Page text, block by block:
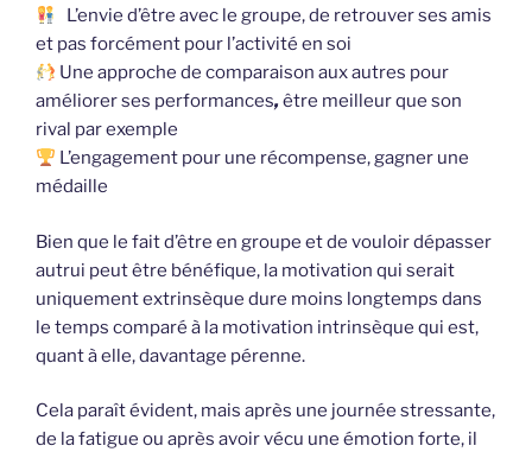
L’envie d’être avec le groupe, de retrouver ses amis
et pas forcément pour l’activité en soi
Une approche de comparaison aux autres pour
améliorer ses performances,être meilleur que son
rival par exemple
L’engagement pour une récompense, gagner une
médaille
Bien que le fait d’être en groupe et de vouloir dépasser
autrui peut être bénéfique, la motivation qui serait
uniquement extrinsèque dure moins longtemps dans
le temps comparé à la motivation intrinsèque qui est,
quant à elle, davantage pérenne.
Cela paraît évident, mais après une journée stressante,
de la fatigue ou après avoir vécu une émotion forte, il